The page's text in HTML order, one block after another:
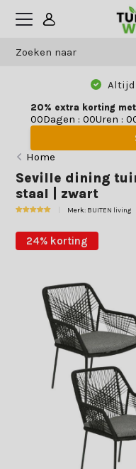
Altijd
20% extra korting met
00Dagen : 00Uren : 0
Home
Seville dining
staal | zwart
Merk: BUITEN living
24% korting